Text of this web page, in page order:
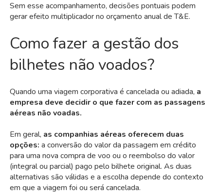
Sem esse acompanhamento, decisões pontuais podem
gerar efeito multiplicador no orçamento anual de T&E.
Como fazer a gestão dos
bilhetes não voados?
Quando uma viagem corporativa é cancelada ou adiada, a
empresa deve decidir o que fazer com as passagens
aéreas não voadas.
Em geral, as companhias aéreas oferecem duas
opções: a conversão do valor da passagem em crédito
para uma nova compra de voo ou o reembolso do valor
(integral ou parcial) pago pelo bilhete original. As duas
alternativas são válidas e a escolha depende do contexto
em que a viagem foi ou será cancelada.